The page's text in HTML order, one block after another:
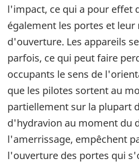
l'impact, ce qui a pour effet
également les portes et leur
d'ouverture. Les appareils
parfois, ce qui peut faire
occupants le sens de
que les pilotes sortent au
partiellement sur la plupart
d'hydravion au moment du
l'amerrissage, empêchent
l'ouverture des portes qui